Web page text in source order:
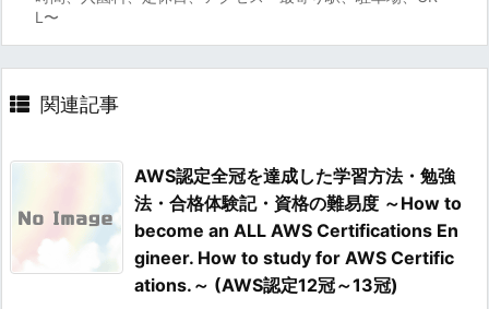
L〜
関連記事
AWS認定全冠を達成した学習方法・勉強
法・合格体験記・資格の難易度 ～How to
become an ALL AWS Certifications En
gineer. How to study for AWS Certific
ations.～ (AWS認定12冠～13冠)